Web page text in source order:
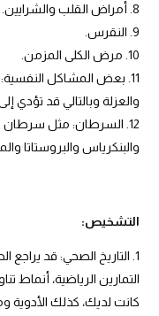
أمراض القلب والشرايين.
النقرس.
مرض الكلى المزمن.
بعض المشاكل النفسية:
والعزلة وبالتالي قد تؤدي إلى
السرطان: مثل سرطان
والبنكرياس والبروستاتا
التشخيص:
التاريخ الصحي: قد يراجع
التمارين الرياضية، أنماط
كانت لديك، كذلك الأدوية